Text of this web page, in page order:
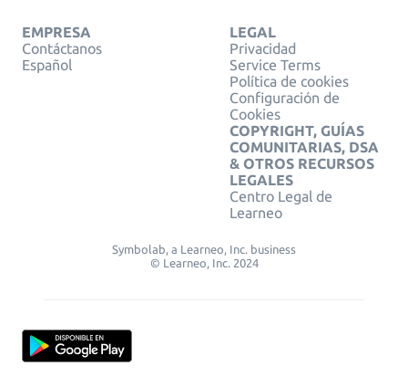
EMPRESA
Contáctanos
Español
LEGAL
Privacidad
Service Terms
Política de cookies
Configuración de
Cookies
COPYRIGHT, GUÍAS
COMUNITARIAS, DSA
& OTROS RECURSOS
LEGALES
Centro Legal de
Learneo
Symbolab, a Learneo, Inc. business
© Learneo, Inc. 2024